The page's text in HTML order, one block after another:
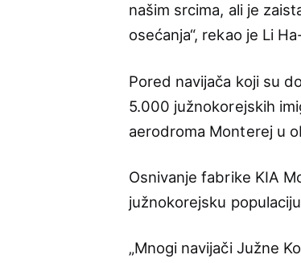
našim srcima, ali je
osećanja“, rekao je Li
Pored navijača koji su
5.000 južnokorejskih
aerodroma Monterej u
Osnivanje fabrike KIA
južnokorejsku
„Mnogi navijači Južne